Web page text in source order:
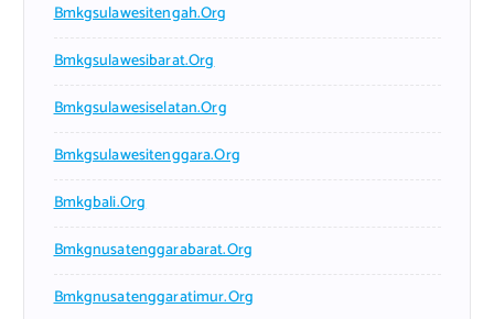
Bmkgsulawesitengah.org
Bmkgsulawesibarat.org
Bmkgsulawesiselatan.org
Bmkgsulawesitenggara.org
Bmkgbali.org
Bmkgnusatenggarabarat.org
Bmkgnusatenggaratimur.org